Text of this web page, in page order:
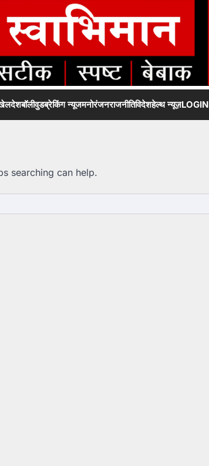
देशबॉलीवुडब्रेकिंग न्यूजमनोरंजनराजनीतिविदेशहेल्थ न्यूज़LOGIN
searching can help.